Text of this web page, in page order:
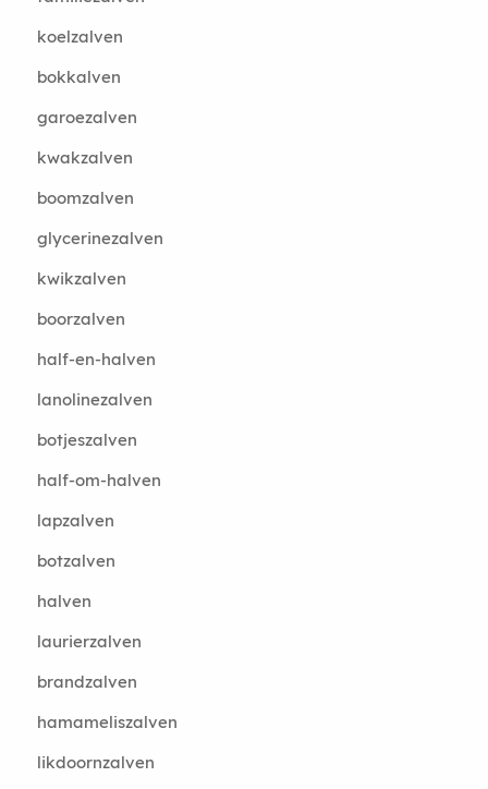
koelzalven
bokkalven
garoezalven
kwakzalven
boomzalven
glycerinezalven
kwikzalven
boorzalven
half-en-halven
lanolinezalven
botjeszalven
half-om-halven
lapzalven
botzalven
halven
laurierzalven
brandzalven
hamameliszalven
likdoornzalven